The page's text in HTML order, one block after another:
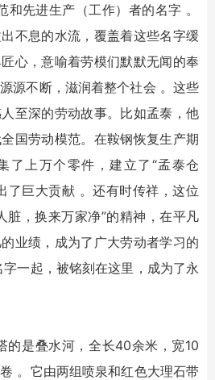
先进生产（工作）者的名字 。
不息的水流，覆盖着这些名字缓
心，意喻着劳模们默默无闻的奉
源不断，滋润着整个社会 。这些
至深的劳动故事。比如孟泰，他
国劳动模范。在鞍钢恢复生产期
了上万个零件，建立了“孟泰仓
了巨大贡献 。还有时传祥，这位
脏，换来万家净”的精神，在平凡
业绩，成为了广大劳动者学习的
一起，被铭刻在这里，成为了永
是叠水河，全长40余米，宽10
。它由两组喷泉和红色大理石带